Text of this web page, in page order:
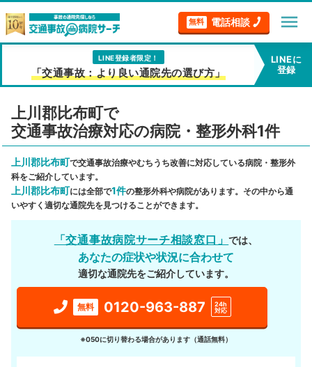
無料 電話相談 menu
LINE登録者限定！
「交通事故：より良い通院先の選び方」
LINEに
登録
上川郡比布町で
交通事故治療対応の病院・整形外科1件
上川郡比布町で交通事故治療やむちうち改善に対応している病院・整形外
科をご紹介しています。
上川郡比布町には全部で1件の整形外科や病院があります。その中から通
いやすく適切な通院先を見つけることができます。
「交通事故病院サーチ相談窓口」では、
あなたの症状や状況に合わせて
適切な通院先をご紹介しています。
無料 0120-963-887
24h
対応
※050に切り替わる場合があります（通話無料）